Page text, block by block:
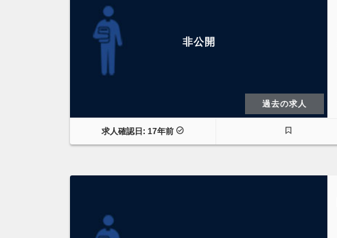
非公開
過去の求人
求人確認日: 17年前